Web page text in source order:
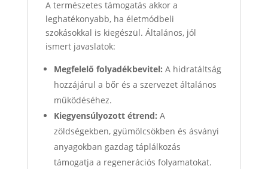
A természetes támogatás akkor a
leghatékonyabb, ha életmódbeli
szokásokkal is kiegészül. Általános, jól
ismert javaslatok:
Megfelelő folyadékbevitel: A hidratáltság
hozzájárul a bőr és a szervezet általános
működéséhez.
Kiegyensúlyozott étrend: A
zöldségekben, gyümölcsökben és ásványi
anyagokban gazdag táplálkozás
támogatja a regenerációs folyamatokat.